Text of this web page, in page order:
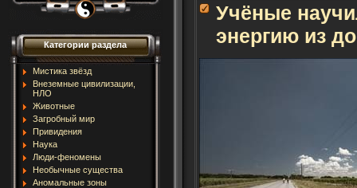
Категории раздела
Мистика звёзд
Внеземные цивилизации,
НЛО
Животные
Загробный мир
Привидения
Наука
Люди-феномены
Необычные существа
Аномальные зоны
Учёные
энергию из